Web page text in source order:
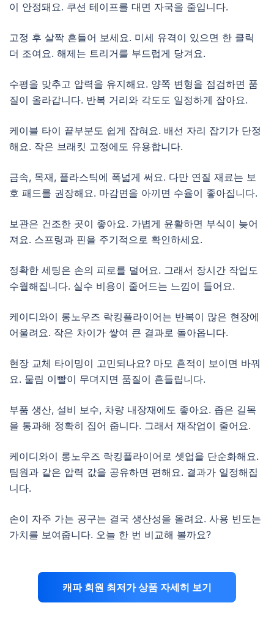
이 안정돼요. 쿠션 테이프를 대면 자국을 줄입니다.
고정 후 살짝 흔들어 보세요. 미세 유격이 있으면 한 클릭
더 조여요. 해제는 트리거를 부드럽게 당겨요.
수평을 맞추고 압력을 유지해요. 양쪽 변형을 점검하면 품
질이 올라갑니다. 반복 거리와 각도도 일정하게 잡아요.
케이블 타이 끝부분도 쉽게 잡혀요. 배선 자리 잡기가 단정
해요. 작은 브래킷 고정에도 유용합니다.
금속, 목재, 플라스틱에 폭넓게 써요. 다만 연질 재료는 보
호 패드를 권장해요. 마감면을 아끼면 수율이 좋아집니다.
보관은 건조한 곳이 좋아요. 가볍게 윤활하면 부식이 늦어
져요. 스프링과 핀을 주기적으로 확인하세요.
정확한 세팅은 손의 피로를 덜어요. 그래서 장시간 작업도
수월해집니다. 실수 비용이 줄어드는 느낌이 들어요.
케이디와이 롱노우즈 락킹플라이어는 반복이 많은 현장에
어울려요. 작은 차이가 쌓여 큰 결과로 돌아옵니다.
현장 교체 타이밍이 고민되나요? 마모 흔적이 보이면 바꿔
요. 물림 이빨이 무뎌지면 품질이 흔들립니다.
부품 생산, 설비 보수, 차량 내장재에도 좋아요. 좁은 길목
을 통과해 정확히 집어 줍니다. 그래서 재작업이 줄어요.
케이디와이 롱노우즈 락킹플라이어로 셋업을 단순화해요.
팀원과 같은 압력 값을 공유하면 편해요. 결과가 일정해집
니다.
손이 자주 가는 공구는 결국 생산성을 올려요. 사용 빈도는
가치를 보여줍니다. 오늘 한 번 비교해 볼까요?
캐파 회원 최저가 상품 자세히 보기